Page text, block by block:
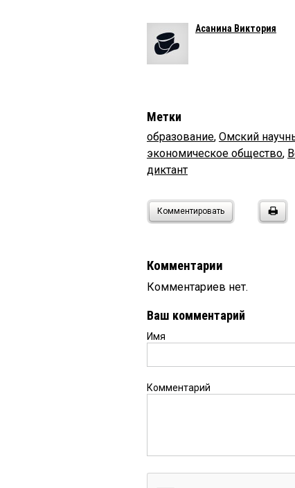
Асанина Виктория
Метки
образование, Омский
экономическое общество,
диктант
Комментировать
Комментарии
Комментариев нет.
Ваш комментарий
Имя
Комментарий